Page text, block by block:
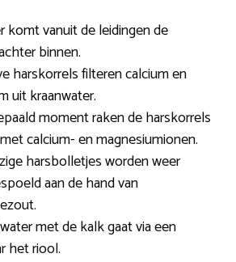
komt vanuit de leidingen de
binnen.
harskorrels filteren calcium en
uit kraanwater.
moment raken de harskorrels
calcium- en magnesiumionen.
harsbolletjes worden weer
aan de hand van
met de kalk gaat via een
het riool.